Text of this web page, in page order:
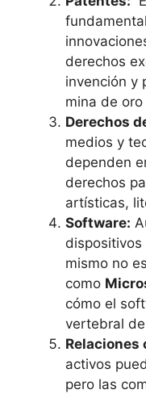
⁤derechos‍
invención y
mina de‌
Derechos
medios y
dependen
derechos
artísticas,
Software:
mismo no
como
cómo⁤ el
vertebral
Relaciones​
activos
pero‍ las